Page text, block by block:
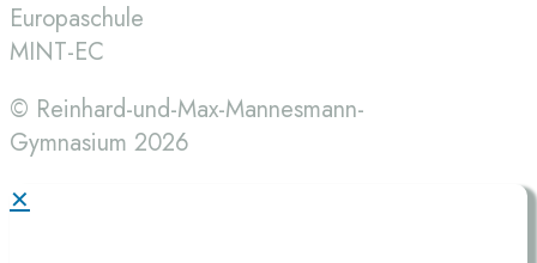
Europaschule
MINT-EC
© Reinhard-und-Max-Mannesmann-
Gymnasium 2026
✕